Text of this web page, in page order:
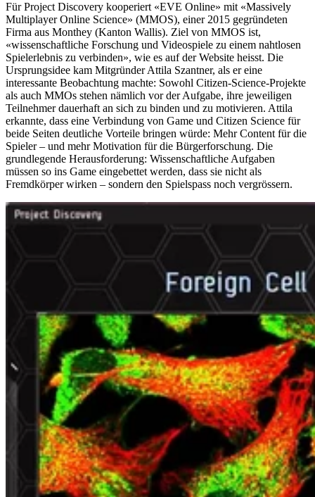
Für Project Discovery kooperiert «EVE Online» mit «Massively
Multiplayer Online Science» (MMOS), einer 2015 gegründeten
Firma aus Monthey (Kanton Wallis). Ziel von MMOS ist,
«wissenschaftliche Forschung und Videospiele zu einem nahtlosen
Spielerlebnis zu verbinden», wie es auf der Website heisst. Die
Ursprungsidee kam Mitgründer Attila Szantner, als er eine
interessante Beobachtung machte: Sowohl Citizen-Science-Projekte
als auch MMOs stehen nämlich vor der Aufgabe, ihre jeweiligen
Teilnehmer dauerhaft an sich zu binden und zu motivieren. Attila
erkannte, dass eine Verbindung von Game und Citizen Science für
beide Seiten deutliche Vorteile bringen würde: Mehr Content für die
Spieler – und mehr Motivation für die Bürgerforschung. Die
grundlegende Herausforderung: Wissenschaftliche Aufgaben
müssen so ins Game eingebettet werden, dass sie nicht als
Fremdkörper wirken – sondern den Spielspass noch vergrössern.